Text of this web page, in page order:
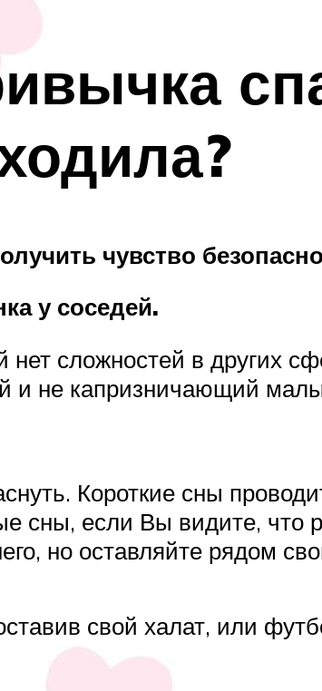
чувство
у соседей.
сложностей в других
и не капризничающий
Короткие сны
сны, если Вы видите, что
но оставляйте рядом
свой халат, или